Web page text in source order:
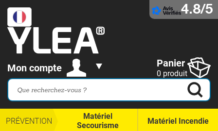
4.8/5
Mon compte Panier
0 produit
PRÉVENTION
Matériel
Secourisme
Matériel Incendie